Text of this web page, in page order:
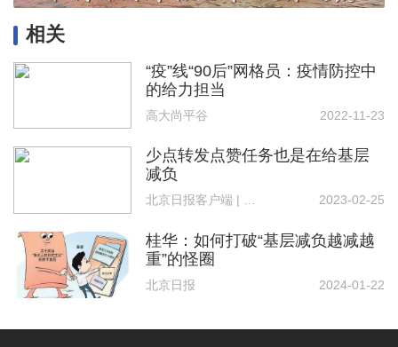
相关
“疫”线“90后”网格员：疫情防控中
的给力担当
高大尚平谷 2022-11-23
少点转发点赞任务也是在给基层
减负
北京日报客户端 | 评论员 崔文佳 2023-02-25
桂华：如何打破“基层减负越减越
重”的怪圈
北京日报 2024-01-22